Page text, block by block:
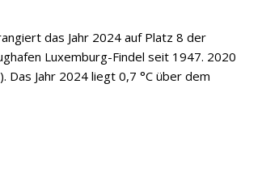
das Jahr 2024 auf Platz 8 der
Luxemburg-Findel seit 1947. 2020
Das Jahr 2024 liegt 0,7 °C über dem